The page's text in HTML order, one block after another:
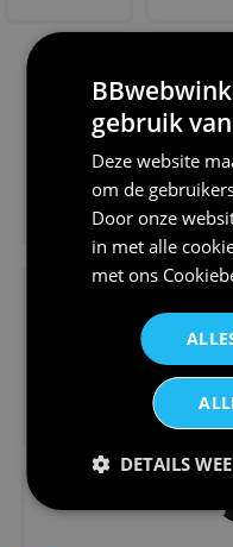
Tegeltje
Shirtje de
gebruik
Deze website
om de
Door onze
in met alle
met ons
DETAILS